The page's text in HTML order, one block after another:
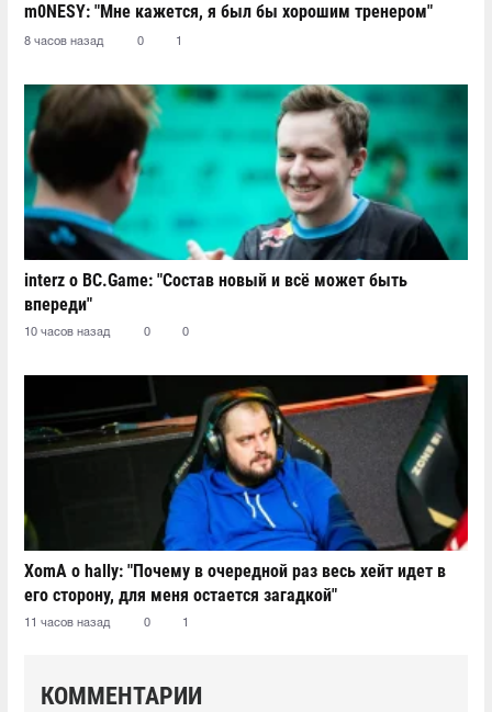
m0NESY: "Мне кажется, я был бы хорошим тренером"
8 часов назад 0 1
interz о BC.Game: "Состав новый и всё может быть
впереди"
10 часов назад 0 0
XomA о hally: "Почему в очередной раз весь хейт идет в
его сторону, для меня остается загадкой"
11 часов назад 0 1
КОММЕНТАРИИ